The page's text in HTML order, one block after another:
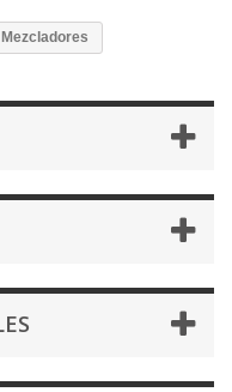
Mezcladores